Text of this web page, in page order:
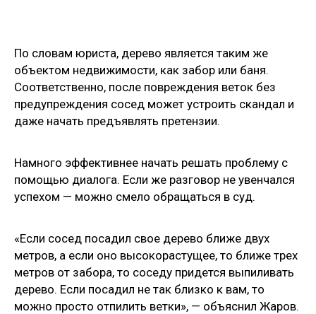
По словам юриста, дерево является таким же
объектом недвижимости, как забор или баня.
Соответственно, после повреждения веток без
предупреждения сосед может устроить скандал и
даже начать предъявлять претензии.
Намного эффективнее начать решать проблему с
помощью диалога. Если же разговор не увенчался
успехом — можно смело обращаться в суд.
«Если сосед посадил свое дерево ближе двух
метров, а если оно высокорастущее, то ближе трех
метров от забора, то соседу придется выпиливать
дерево. Если посадил не так близко к вам, то
можно просто отпилить ветки», — объяснил Жаров.